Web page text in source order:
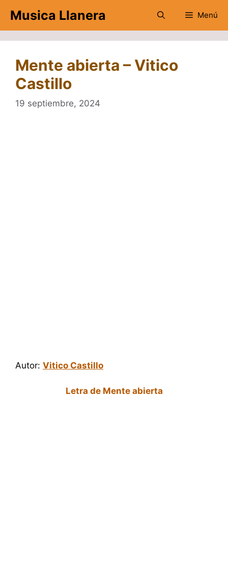
contenido
Musica Llanera Menú
Mente abierta – Vitico
Castillo
19 septiembre, 2024
Autor: Vitico Castillo
Letra de Mente abierta